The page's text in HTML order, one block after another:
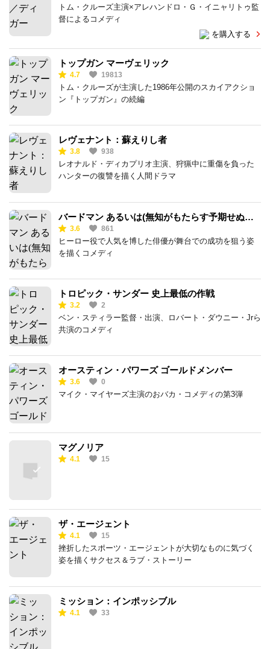
トム・クルーズ主演×アレハンドロ・Ｇ・イニャリトゥ監
督によるコメディ
を購入する
トップガン マーヴェリック
4.7 19813
トム・クルーズが主演した1986年公開のスカイアクショ
ン『トップガン』の続編
レヴェナント：蘇えりし者
3.8 938
レオナルド・ディカプリオ主演、狩猟中に重傷を負った
ハンターの復讐を描く人間ドラマ
バードマン あるいは(無知がもたらす予期せぬ奇
跡)3.6 861
ヒーロー役で人気を博した俳優が舞台での成功を狙う姿
を描くコメディ
トロピック・サンダー 史上最低の作戦
3.2 2
ベン・スティラー監督・出演、ロバート・ダウニー・Jrら
共演のコメディ
オースティン・パワーズ ゴールドメンバー
3.6 0
マイク・マイヤーズ主演のおバカ・コメディの第3弾
マグノリア
4.1 15
ザ・エージェント
4.1 15
挫折したスポーツ・エージェントが大切なものに気づく
姿を描くサクセス＆ラブ・ストーリー
ミッション：インポッシブル
4.1 33